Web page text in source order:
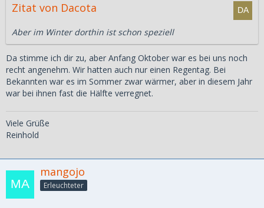
Zitat von Dacota
Aber im Winter dorthin ist schon speziell
Da stimme ich dir zu, aber Anfang Oktober war es bei uns noch
recht angenehm. Wir hatten auch nur einen Regentag. Bei
Bekannten war es im Sommer zwar wärmer, aber in diesem Jahr
war bei ihnen fast die Hälfte verregnet.
Viele Grüße
Reinhold
mangojo
Erleuchteter